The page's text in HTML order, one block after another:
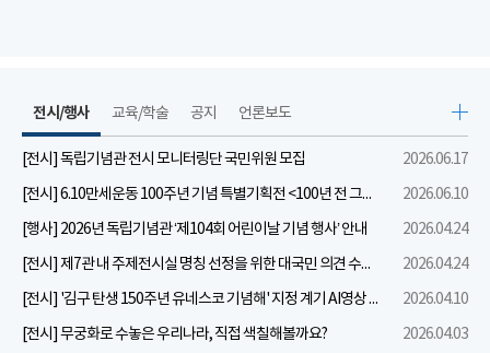
전시/행사
[전시] 독립기념관 전시 모니터링단 국민위원 모집
2026.06.17
[전시] 6.10만세운동 100주년 기념 특별기획전 <100년 전 그날을 보다: 6.10만세운동>
2026.06.10
[행사] 2026년 독립기념관 ‘제104회 어린이날 기념 행사’ 안내
2026.04.24
[전시] 제7관 내 주제전시실 명칭 선정을 위한 대국민 의견 수렴 실시
2026.04.24
[전시] '김구 탄생 150주년 유네스코 기념해' 지정 계기 AI영상 국민공모 개최 안내
2026.04.10
[전시] 무궁화로 수놓은 우리나라, 직접 색칠해볼까요?
2026.04.03
교육/학술 공지 언론보도